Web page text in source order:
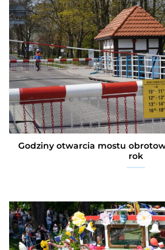
Godziny otwarcia mostu
rok